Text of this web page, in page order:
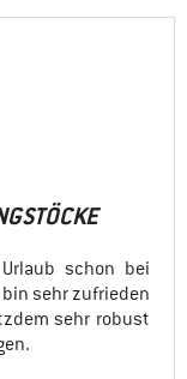
schon bei
sehr zufrieden
sehr robust